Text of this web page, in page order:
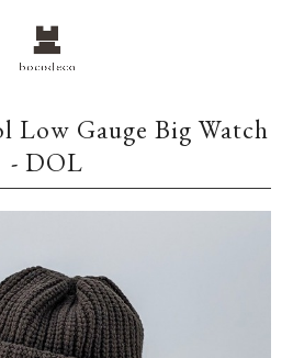
Low Gauge Big Watch
- DOL